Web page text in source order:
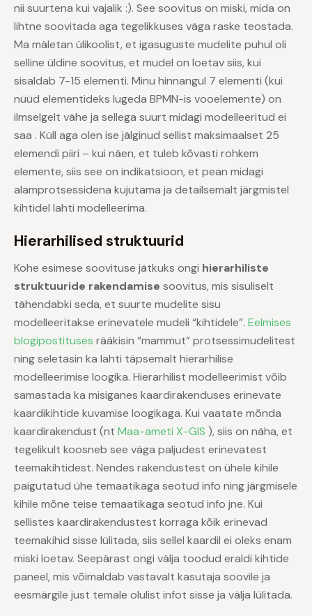
nii suurtena kui vajalik :). See soovitus on miski, mida on
lihtne soovitada aga tegelikkuses väga raske teostada.
Ma mäletan ülikoolist, et igasuguste mudelite puhul oli
selline üldine soovitus, et mudel on loetav siis, kui
sisaldab 7-15 elementi. Minu hinnangul 7 elementi (kui
nüüd elementideks lugeda BPMN-is vooelemente) on
ilmselgelt vähe ja sellega suurt midagi modelleeritud ei
saa . Küll aga olen ise jälginud sellist maksimaalset 25
elemendi piiri – kui näen, et tuleb kõvasti rohkem
elemente, siis see on indikatsioon, et pean midagi
alamprotsessidena kujutama ja detailsemalt järgmistel
kihtidel lahti modelleerima.
Hierarhilised struktuurid
Kohe esimese soovituse jätkuks ongi hierarhiliste
struktuuride rakendamise soovitus, mis sisuliselt
tähendabki seda, et suurte mudelite sisu
modelleeritakse erinevatele mudeli “kihtidele”. Eelmises
blogipostituses rääkisin “mammut” protsessimudelitest
ning seletasin ka lahti täpsemalt hierarhilise
modelleerimise loogika. Hierarhilist modelleerimist võib
samastada ka misiganes kaardirakenduses erinevate
kaardikihtide kuvamise loogikaga. Kui vaatate mõnda
kaardirakendust (nt Maa-ameti X-GIS ), siis on näha, et
tegelikult koosneb see väga paljudest erinevatest
teemakihtidest. Nendes rakendustest on ühele kihile
paigutatud ühe temaatikaga seotud info ning järgmisele
kihile mõne teise temaatikaga seotud info jne. Kui
sellistes kaardirakendustest korraga kõik erinevad
teemakihid sisse lülitada, siis sellel kaardil ei oleks enam
miski loetav. Seepärast ongi välja toodud eraldi kihtide
paneel, mis võimaldab vastavalt kasutaja soovile ja
eesmärgile just temale olulist infot sisse ja välja lülitada.